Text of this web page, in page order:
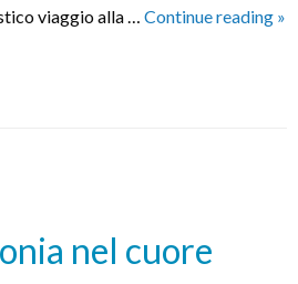
viaggio alla … Continue reading »
nel cuore